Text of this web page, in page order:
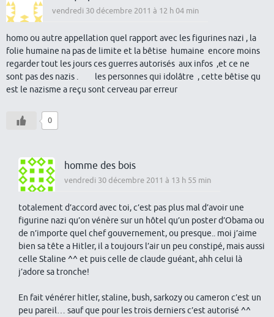
vendredi 30 décembre 2011 à 12 h 04 min
homo ou autre appellation quel rapport avec les figurines nazi , la
folie humaine na pas de limite et la bêtise humaine encore moins
regarder tout les jours ces guerres autorisés aux infos ,et ce ne
sont pas des nazis . les personnes qui idolâtre , cette bêtise qu
est le nazisme a reçu sont cerveau par erreur
0
homme des bois
vendredi 30 décembre 2011 à 13 h 55 min
totalement d’accord avec toi, c’est pas plus mal d’avoir une
figurine nazi qu’on vénère sur un hôtel qu’un poster d’Obama ou
de n’importe quel chef gouvernement, ou presque.. moi j’aime
bien sa tête a Hitler, il a toujours l’air un peu constipé, mais aussi
celle Staline ^^ et puis celle de claude guéant, ahh celui là
j’adore sa tronche!
En fait vénérer hitler, staline, bush, sarkozy ou cameron c’est un
peu pareil… sauf que pour les trois derniers c’est autorisé ^^